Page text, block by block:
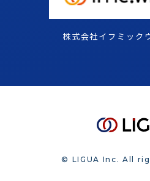
株式会社イフミック
© LIGUA Inc. All